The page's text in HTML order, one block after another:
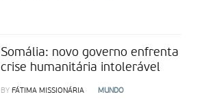
Somália: novo governo enfrenta
crise humanitária intolerável
BY FÁTIMA MISSIONÁRIA MUNDO